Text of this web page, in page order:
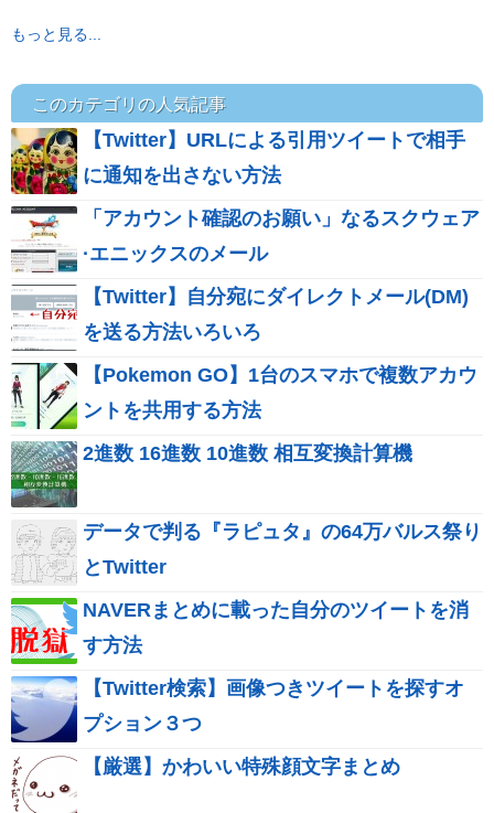
もっと見る...
このカテゴリの人気記事
【Twitter】URLによる引用ツイートで相手
に通知を出さない方法
「アカウント確認のお願い」なるスクウェア
·エニックスのメール
【Twitter】自分宛にダイレクトメール(DM)
を送る方法いろいろ
【Pokemon GO】1台のスマホで複数アカウ
ントを共用する方法
2進数 16進数 10進数 相互変換計算機
データで判る『ラピュタ』の64万バルス祭り
とTwitter
NAVERまとめに載った自分のツイートを消
す方法
【Twitter検索】画像つきツイートを探すオ
プション３つ
【厳選】かわいい特殊顔文字まとめ